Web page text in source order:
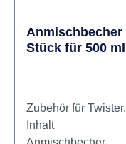
Anmischbecher
Stück für 500 ml
Zubehör für Twister.
Inhalt